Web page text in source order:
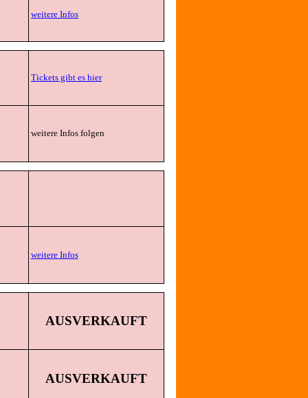
weitere Infos
Tickets gibt es hier
weitere Infos folgen
weitere Infos
AUSVERKAUFT
AUSVERKAUFT